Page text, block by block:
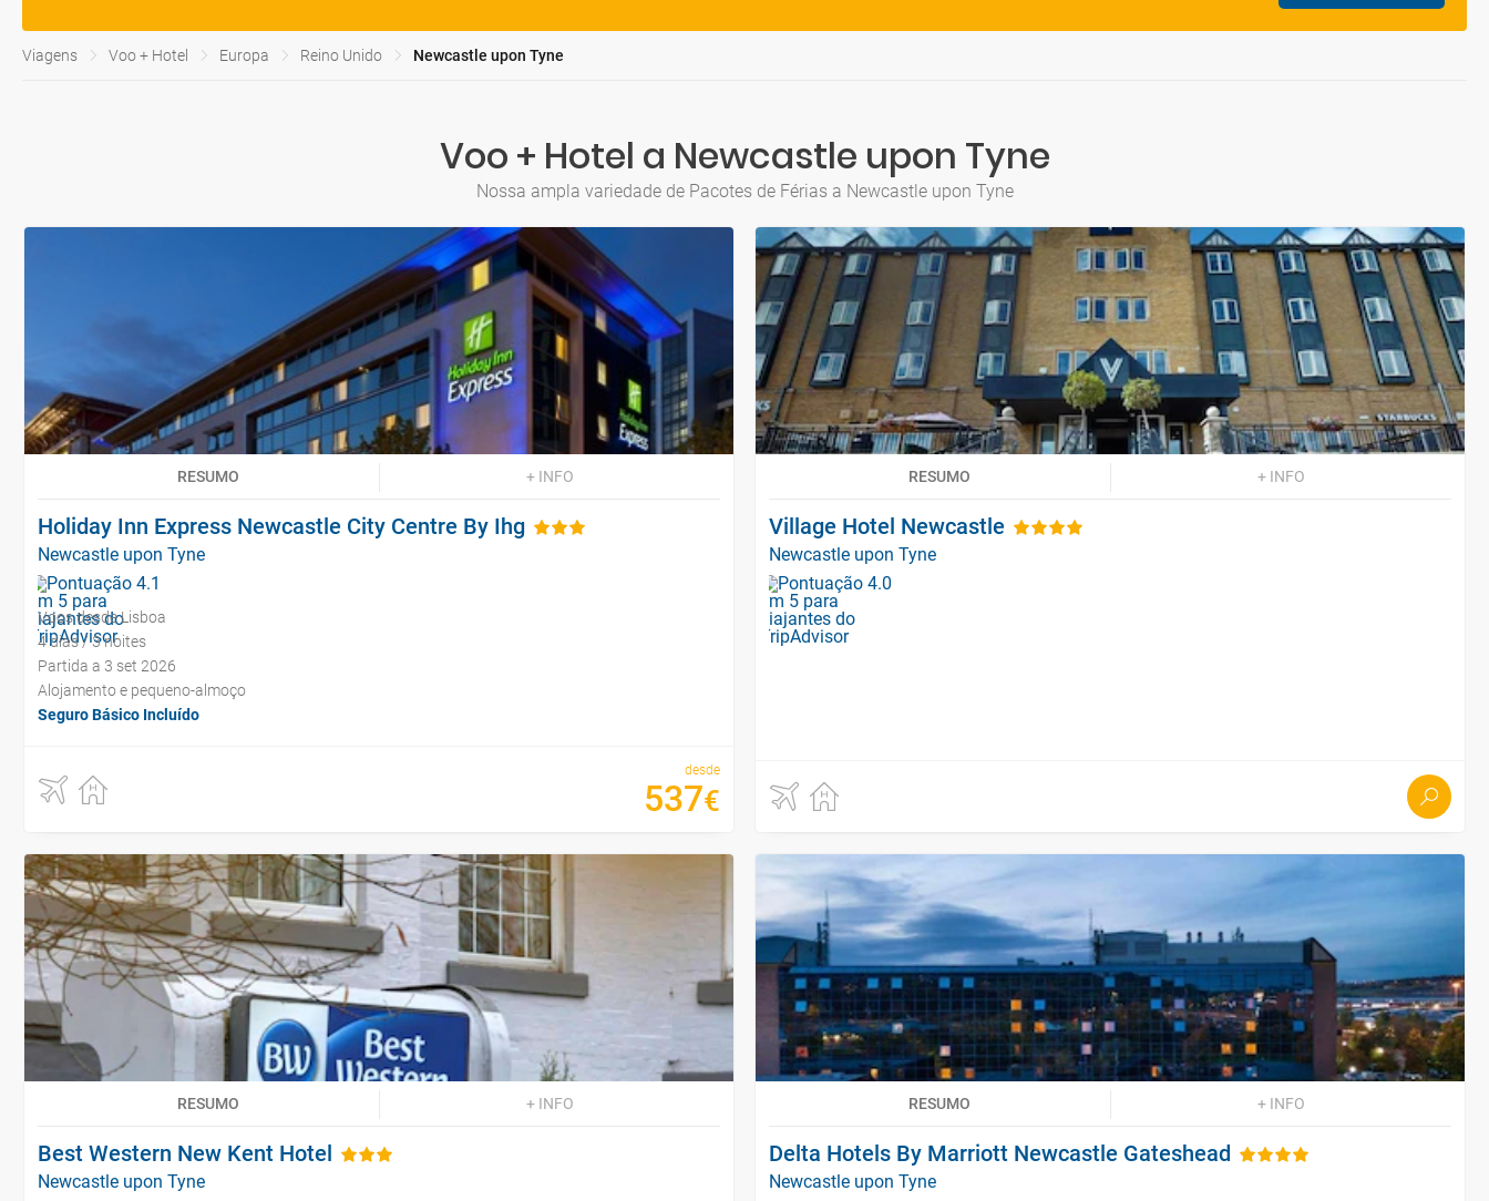
Viagens Voo + Hotel Europa Reino Unido Newcastle upon Tyne
Voo + Hotel a Newcastle upon Tyne
Nossa ampla variedade de Pacotes de Férias a Newcastle upon Tyne
RESUMO + INFO
Holiday Inn Express Newcastle City Centre By Ihg
Newcastle upon Tyne
Voos desde Lisboa
4 dias / 3 noites
Partida a 3 set 2026
Alojamento e pequeno-almoço
Seguro Básico Incluído
desde
537€
RESUMO + INFO
Village Hotel Newcastle
Newcastle upon Tyne
RESUMO + INFO
Best Western New Kent Hotel
Newcastle upon Tyne
RESUMO + INFO
Delta Hotels By Marriott Newcastle Gateshead
Newcastle upon Tyne